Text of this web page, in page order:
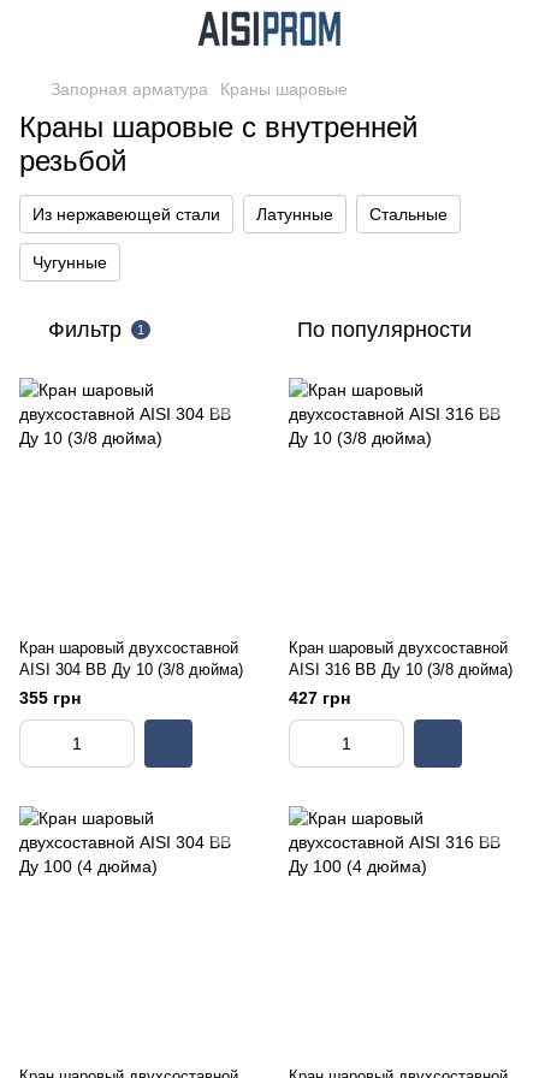
Запорная арматура Краны шаровые
Краны шаровые с внутренней
резьбой
Из нержавеющей стали Латунные Стальные
Чугунные
Фильтр 1 По популярности
Кран шаровый двухсоставной
AISI 304 ВВ Ду 10 (3/8 дюйма)
355 грн
Кран шаровый двухсоставной
AISI 316 ВВ Ду 10 (3/8 дюйма)
427 грн